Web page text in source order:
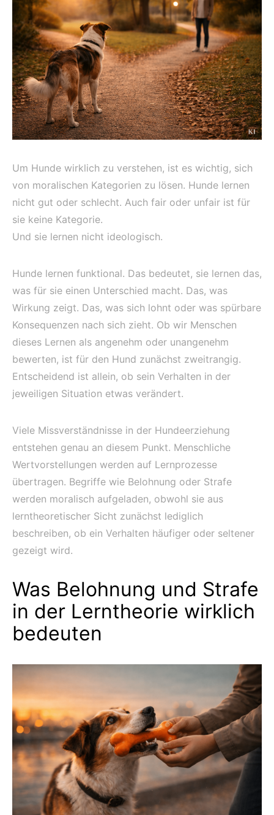
Um Hunde wirklich zu verstehen, ist es wichtig, sich
von moralischen Kategorien zu lösen. Hunde lernen
nicht gut oder schlecht. Auch fair oder unfair ist für
sie keine Kategorie.
Und sie lernen nicht ideologisch.
Hunde lernen funktional. Das bedeutet, sie lernen das,
was für sie einen Unterschied macht. Das, was
Wirkung zeigt. Das, was sich lohnt oder was spürbare
Konsequenzen nach sich zieht. Ob wir Menschen
dieses Lernen als angenehm oder unangenehm
bewerten, ist für den Hund zunächst zweitrangig.
Entscheidend ist allein, ob sein Verhalten in der
jeweiligen Situation etwas verändert.
Viele Missverständnisse in der Hundeerziehung
entstehen genau an diesem Punkt. Menschliche
Wertvorstellungen werden auf Lernprozesse
übertragen. Begriffe wie Belohnung oder Strafe
werden moralisch aufgeladen, obwohl sie aus
lerntheoretischer Sicht zunächst lediglich
beschreiben, ob ein Verhalten häufiger oder seltener
gezeigt wird.
Was Belohnung und Strafe
in der Lerntheorie wirklich
bedeuten